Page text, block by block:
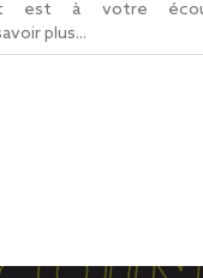
est à votre
plus...